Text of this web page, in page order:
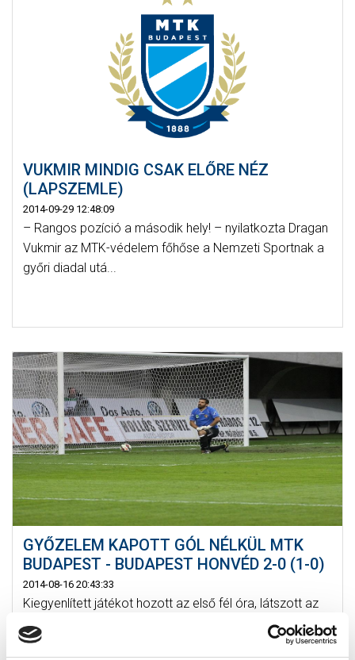
VUKMIR MINDIG CSAK ELŐRE NÉZ
(LAPSZEMLE)
2014-09-29 12:48:09
– Rangos pozíció a második hely! – nyilatkozta Dragan
Vukmir az MTK-védelem főhőse a Nemzeti Sportnak a
győri diadal utá...
GYŐZELEM KAPOTT GÓL NÉLKÜL MTK
BUDAPEST - BUDAPEST HONVÉD 2-0 (1-0)
2014-08-16 20:43:33
Kiegyenlített játékot hozott az első fél óra, látszott az
első gól meghatározó lesz a mérkőzés kimenetelét
illetően. Kan...